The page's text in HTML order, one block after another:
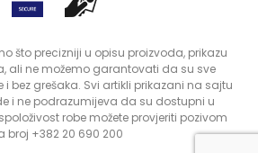
što precizniji u opisu proizvoda, prikazu
ali ne možemo garantovati da su sve
bez grešaka. Svi artikli prikazani na sajtu
i ne podrazumijeva da su dostupni u
robe možete provjeriti pozivom
broj +382 20 690 200